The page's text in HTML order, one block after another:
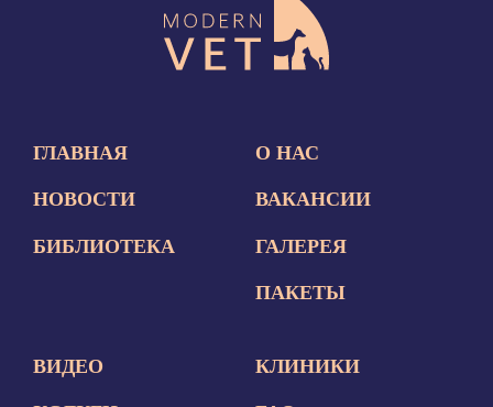
ГЛАВНАЯ
НОВОСТИ
БИБЛИОТЕКА
О НАС
ВАКАНСИИ
ГАЛЕРЕЯ
ПАКЕТЫ
ВИДЕО КЛИНИКИ